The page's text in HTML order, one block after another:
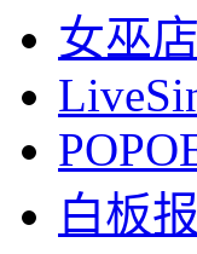
女巫店
白板报